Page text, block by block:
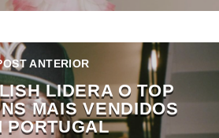
ANTERIOR
LIDERA O TOP
MAIS VENDIDOS
PORTUGAL